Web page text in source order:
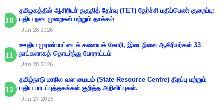
தமிழகத்தில் ஆசிரியர் தகுதித் தேர்வு (TET) தேர்ச்சி மதிப்பெண் குறைப்பு:
புதிய நடைமுறைகள் மற்றும் தாக்கம்
Jan 28 2026
ஊதிய முரண்பாட்டைக் களையக் கோரி, இடைநிலை ஆசிரியர்கள் 33
நாட்களாகத் தொடர்ந்து போராட்டம்
Jan 28 2026
தமிழ்நாடு மாநில வள மையம் (State Resource Centre) திறப்பு மற்றும்
புதிய பாடப்புத்தகங்கள் குறித்த அறிவிப்புகள்.
Jan 27 2026